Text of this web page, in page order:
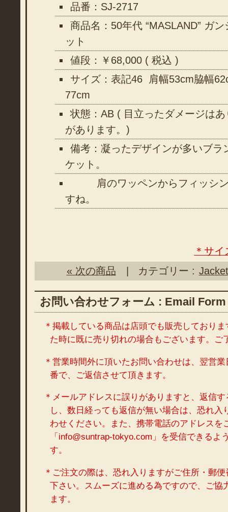
品番：SJ-2717
商品名：50年代 “MASLAND” ガ
ット
値段：￥68,000 ( 税込 )
サイズ：表記46 肩幅53cm脇幅
77cm
状態：AB ( 目立ったダメージは
があります。)
備考：凝ったデザインが多いブラ
ケット。
肩のワッペンからフィッシン
すね。
＊サ
« 次の商品
| カテゴリー : Jacket
お問い合わせフォーム : Email Form
＊掲載している商品は店頭でも販売しており
た時に既に売り切れの場合もございます。ご
＊営業時間外に頂いたお問い合わせは、翌営
番で、ご返信させて頂きます。
＊メールアドレスに誤りがありますと、返信
し、数日経っても返信が無い場合は、恐れ入
わせください。また、携帯電話のアドレスを
「info@suntrap-tokyo.com」を受信できるよ
す。
＊ご注文の際は、恐れ入りますがご住所・郵
下さい。スムーズに進める為ですので、ご協
ます。